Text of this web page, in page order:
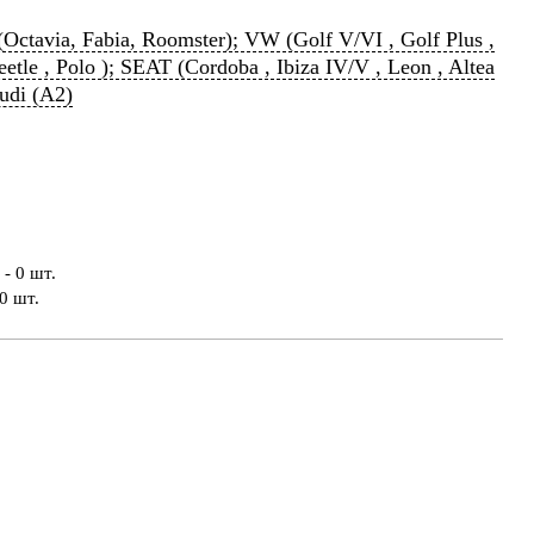
Fabia, Roomster); VW (Golf V/VI , Golf Plus ,
, Polo ); SEAT (Cordoba , Ibiza IV/V , Leon , Altea
(A2)
0 шт.
шт.